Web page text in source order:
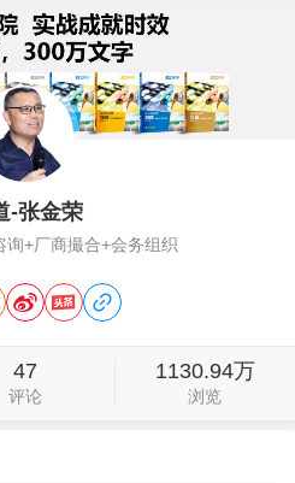
？这是典型的揣着明白装糊…
-张金荣
询+厂商撮合+会务组织
47
评论
1130.94万
浏览